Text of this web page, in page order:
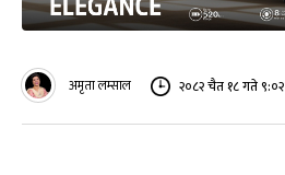
अमृता लम्साल २०८२ चैत १८ गते ९:०२